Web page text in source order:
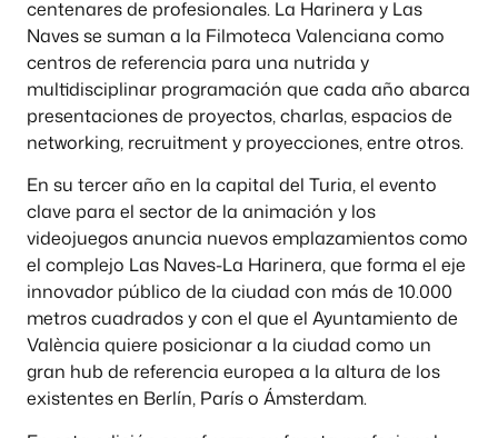
centenares de profesionales. La Harinera y Las
Naves se suman a la Filmoteca Valenciana como
centros de referencia para una nutrida y
multidisciplinar programación que cada año abarca
presentaciones de proyectos, charlas, espacios de
networking, recruitment y proyecciones, entre otros.
En su tercer año en la capital del Turia, el evento
clave para el sector de la animación y los
videojuegos anuncia nuevos emplazamientos como
el complejo Las Naves-La Harinera, que forma el eje
innovador público de la ciudad con más de 10.000
metros cuadrados y con el que el Ayuntamiento de
València quiere posicionar a la ciudad como un
gran hub de referencia europea a la altura de los
existentes en Berlín, París o Ámsterdam.